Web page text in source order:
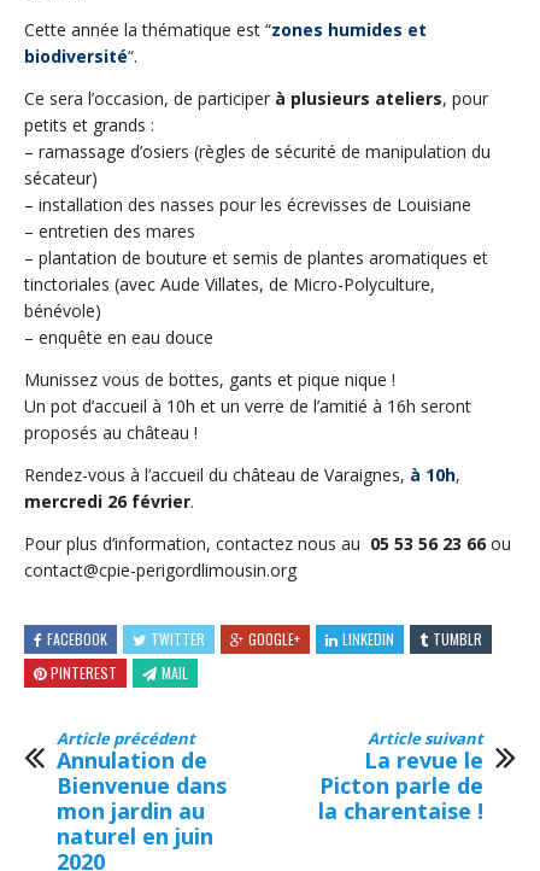
Cette année la thématique est “zones humides et
biodiversité“.
Ce sera l’occasion, de participer à plusieurs ateliers, pour
petits et grands :
– ramassage d’osiers (règles de sécurité de manipulation du
sécateur)
– installation des nasses pour les écrevisses de Louisiane
– entretien des mares
– plantation de bouture et semis de plantes aromatiques et
tinctoriales (avec Aude Villates, de Micro-Polyculture,
bénévole)
– enquête en eau douce
Munissez vous de bottes, gants et pique nique !
Un pot d’accueil à 10h et un verre de l’amitié à 16h seront
proposés au château !
Rendez-vous à l’accueil du château de Varaignes, à 10h,
mercredi 26 février.
Pour plus d’information, contactez nous au 05 53 56 23 66 ou
contact@cpie-perigordlimousin.org
FACEBOOK TWITTER GOOGLE+ LINKEDIN
TUMBLR
PINTEREST
MAIL
Article précédent
Annulation de
Bienvenue dans
mon jardin au
naturel en juin
2020
Article suivant
La revue le
Picton parle de
la charentaise !